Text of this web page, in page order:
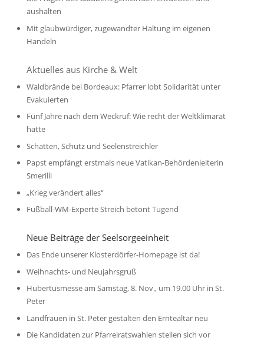
aushalten
Mit glaubwürdiger, zugewandter Haltung im eigenen
Handeln
Aktuelles aus Kirche & Welt
Waldbrände bei Bordeaux: Pfarrer lobt Solidarität unter
Evakuierten
Fünf Jahre nach dem Weckruf: Wie recht der Weltklimarat
hatte
Schatten, Schutz und Seelenstreichler
Papst empfängt erstmals neue Vatikan-Behördenleiterin
Smerilli
„Krieg verändert alles“
Fußball-WM-Experte Streich betont Tugend
Neue Beiträge der Seelsorgeeinheit
Das Ende unserer Klosterdörfer-Homepage ist da!
Weihnachts- und Neujahrsgruß
Hubertusmesse am Samstag, 8. Nov., um 19.00 Uhr in St.
Peter
Landfrauen in St. Peter gestalten den Erntealtar neu
Die Kandidaten zur Pfarreiratswahlen stellen sich vor